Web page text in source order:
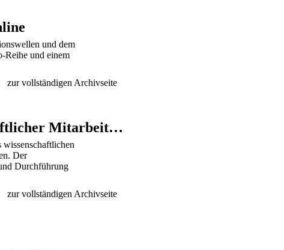
und dem
Reihe und einem
zur vollständigen Archivseite
Wissenschaftliche Mitarbeiterin oder Wissenschaftlicher Mitarbeiter gesucht (30 %, m/w/d)
Der
Durchführung
zur vollständigen Archivseite